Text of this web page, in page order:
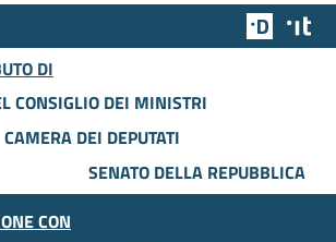
Team
DI
CONSIGLIO DEI MINISTRI
CAMERA DEI DEPUTATI
SENATO DELLA REPUBBLICA
CON